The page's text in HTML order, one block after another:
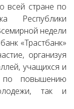
всей стране по
Республики
недели
«Трастбанк»
организуя
учащихся и
по повышению
так и